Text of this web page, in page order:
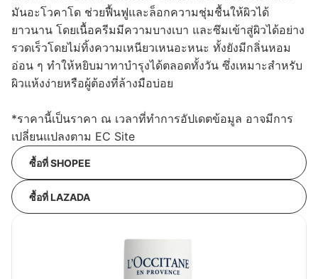
มันอะโวคาโด ช่วยฟื้นฟูและล็อกความชุ่มชื้นให้ผิวได้
ยาวนาน โดยเนื้อครีมมีความบางเบา และซึมเข้าสู่ผิวได้อย่าง
รวดเร็วโดยไม่ทิ้งความเหนียวเหนอะหนะ ทั้งยังมีกลิ่นหอม
อ่อน ๆ ทำให้หยิบมาทาบำรุงได้ตลอดทั้งวัน ซึ่งเหมาะสำหรับ
ผิวแห้งง่ายหรือผู้ต้องที่ล้างมือบ่อย
*ราคานี้เป็นราคา ณ เวลาที่ทำการอัปเดตข้อมูล อาจมีการ
เปลี่ยนแปลงตาม EC Site
ซื้อที่ SHOPEE
ซื้อที่ LAZADA